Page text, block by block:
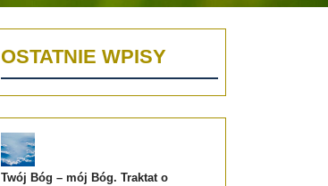
OSTATNIE WPISY
Twój Bóg – mój Bóg. Traktat o